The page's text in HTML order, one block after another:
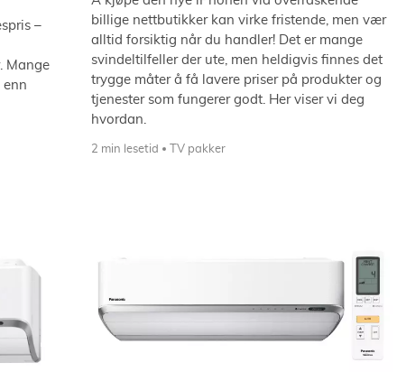
–
Mange
enn
billige nettbutikker kan virke fristende, men vær
alltid forsiktig når du handler! Det er mange
svindeltilfeller der ute, men heldigvis finnes det
trygge måter å få lavere priser på produkter og
tjenester som fungerer godt. Her viser vi deg
hvordan.
2 min lesetid TV pakker